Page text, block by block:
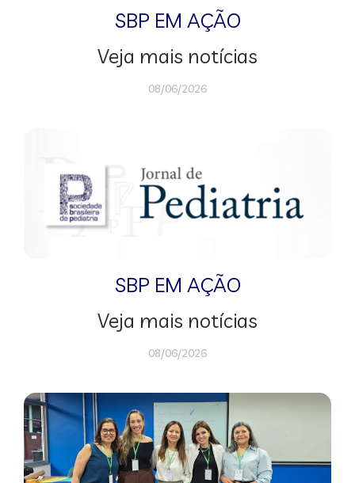
SBP EM AÇÃO
Veja mais notícias
08/06/2026
SBP EM AÇÃO
Veja mais notícias
08/06/2026